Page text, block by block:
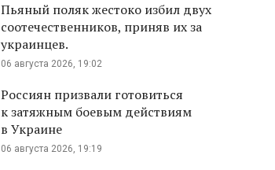
Пьяный поляк жестоко избил двух
соотечественников, приняв их за
украинцев.
06 августа 2026, 19:02
Россиян призвали готовиться
к затяжным боевым действиям
в Украине
06 августа 2026, 19:19